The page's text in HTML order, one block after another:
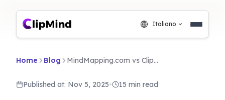
Italiano
Home Blog MindMapping.com vs ClipMind: Scegliere la Tua Soluzione di Mappatura Mentale
Published at: Nov 5, 2025• 15 min read